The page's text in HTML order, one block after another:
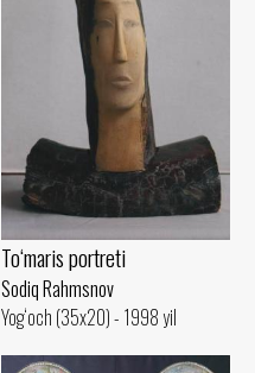
To‘maris portreti
Sodiq Rahmsnov
Yog‘och (35x20) - 1998 yil